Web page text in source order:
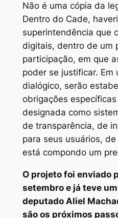
Não é uma cópia da
Dentro do Cade,
superintendência que
digitais, dentro de um
participação, em que
poder se justificar. Em
dialógico, serão
obrigações
designada como
de transparência, de
para seus usuários,
está compondo um
O projeto foi enviado
setembro e já teve
deputado Aliel
são os próximos